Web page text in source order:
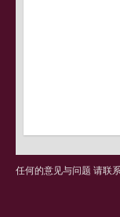
任何的意见与问题 请联